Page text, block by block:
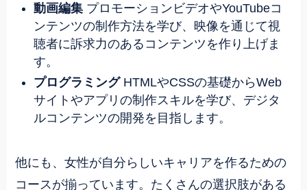
動画編集 プロモーションビデオやYouTubeコ
ンテンツの制作方法を学び、映像を通じて視
聴者に訴求力のあるコンテンツを作り上げま
す。
プログラミングHTMLやCSSの基礎からWeb
サイトやアプリの制作スキルを学び、デジタ
ルコンテンツの開発を目指します。
他にも、女性が自分らしいキャリアを作るための
コースが揃っています。たくさんの選択肢がある